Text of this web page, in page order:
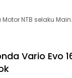
NTB selaku
Vario Evo